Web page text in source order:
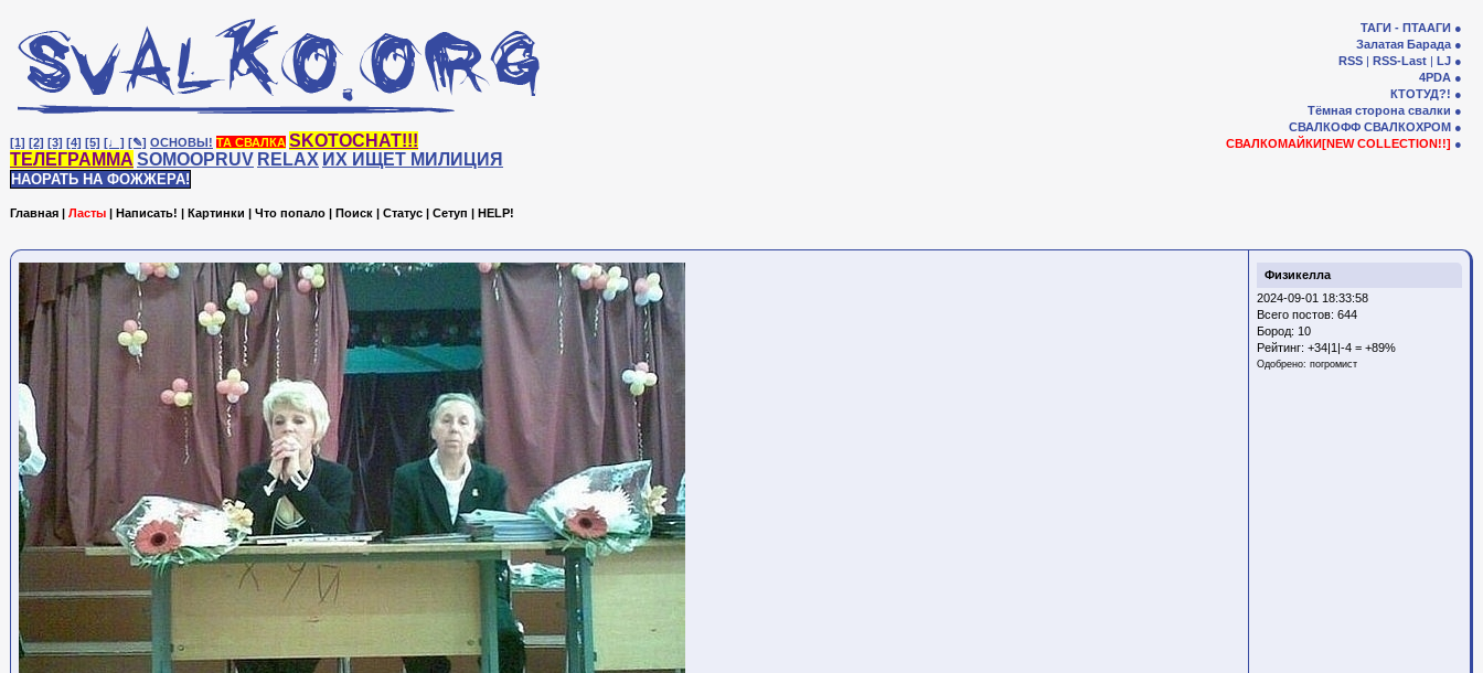
[1] [2] [3] [4] [5] [♩] [✎] ОСНОВЫ! ТА СВАЛКА SKOTOCHAT!!!
ТЕЛЕГРАММА SOMOOPRUV RELAX ИХ ИЩЕТ МИЛИЦИЯ
НАОРАТЬ НА ФОЖЖЕРА!
ТАГИ - ПТААГИ
Залатая Барада
RSS | RSS-Last | LJ
4PDA
КТОТУД?!
Тёмная сторона свалки
СВАЛКОФФ СВАЛКОХРОМ
СВАЛКОМАЙКИ[NEW COLLECTION!!]
Главная | Ласты | Написать! | Картинки | Что попало | Поиск | Статус | Сетуп | HELP!
Физикелла
2024-09-01 18:33:58
Всего постов: 644
Бород: 10
Рейтинг: +34|1|-4 = +89%
Одобрено: погромист